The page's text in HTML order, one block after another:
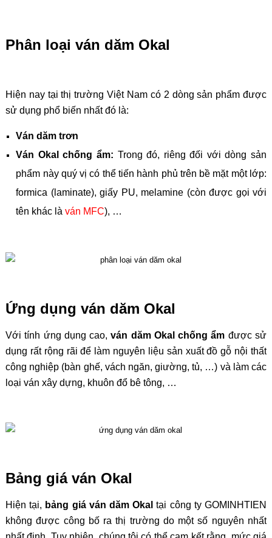
Phân loại ván dăm Okal
Hiện nay tại thị trường Việt Nam có 2 dòng sản phẩm được
sử dụng phổ biến nhất đó là:
Ván dăm trơn
Ván Okal chống ẩm: Trong đó, riêng đối với dòng sản
phẩm này quý vị có thể tiến hành phủ trên bề mặt một lớp:
formica (laminate), giấy PU, melamine (còn được gọi với
tên khác làván MFC), …
Ứng dụng ván dăm Okal
Với tính ứng dụng cao,ván dăm Okal chống ẩm được sử
dụng rất rộng rãi để làm nguyên liệu sản xuất đồ gỗ nội thất
công nghiệp (bàn ghế, vách ngăn, giường, tủ, …) và làm các
loại ván xây dựng, khuôn đổ bê tông, …
Bảng giá ván Okal
Hiện tại, bảng giá ván dăm Okal tại công ty GOMINHTIEN
không được công bố ra thị trường do một số nguyên nhất